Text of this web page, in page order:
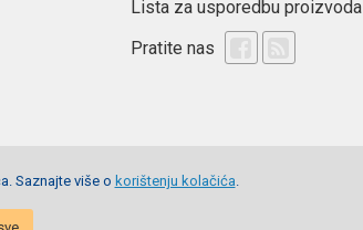
Lista za usporedbu proizvoda
Pratite nas
Saznajte više o korištenju kolačića.